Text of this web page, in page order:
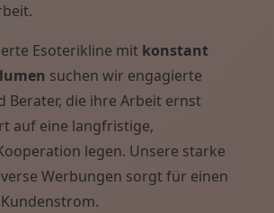
Esoterikline mit konstant
suchen wir engagierte
Berater, die ihre Arbeit ernst
auf eine langfristige,
legen. Unsere starke
Werbungen sorgt für einen